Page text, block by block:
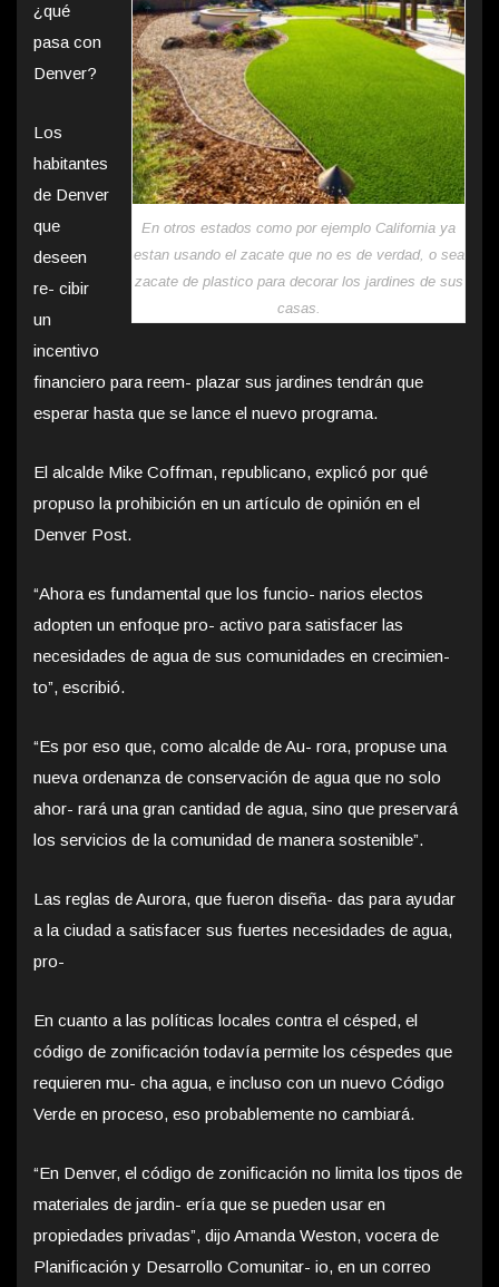
En otros estados como por ejemplo California ya
estan usando el zacate que no es de verdad, o sea
zacate de plastico para decorar los jardines de sus
casas.
¿qué
pasa con
Denver?
Los
habitantes
de Denver
que
deseen
re- cibir
un
incentivo
financiero para reem- plazar sus jardines tendrán que
esperar hasta que se lance el nuevo programa.
El alcalde Mike Coffman, republicano, explicó por qué
propuso la prohibición en un artículo de opinión en el
Denver Post.
“Ahora es fundamental que los funcio- narios electos
adopten un enfoque pro- activo para satisfacer las
necesidades de agua de sus comunidades en crecimien-
to”, escribió.
“Es por eso que, como alcalde de Au- rora, propuse una
nueva ordenanza de conservación de agua que no solo
ahor- rará una gran cantidad de agua, sino que preservará
los servicios de la comunidad de manera sostenible”.
Las reglas de Aurora, que fueron diseña- das para ayudar
a la ciudad a satisfacer sus fuertes necesidades de agua,
pro-
En cuanto a las políticas locales contra el césped, el
código de zonificación todavía permite los céspedes que
requieren mu- cha agua, e incluso con un nuevo Código
Verde en proceso, eso probablemente no cambiará.
“En Denver, el código de zonificación no limita los tipos de
materiales de jardin- ería que se pueden usar en
propiedades privadas”, dijo Amanda Weston, vocera de
Planificación y Desarrollo Comunitar- io, en un correo